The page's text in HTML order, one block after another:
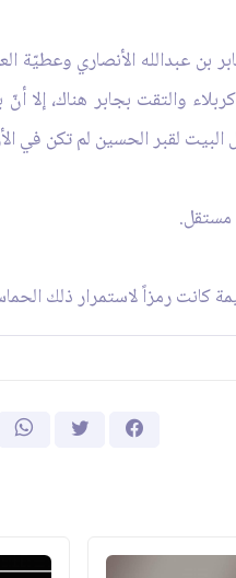
بن عبدالله الأنصاري
والتقت بجابر هناك،
لقبر الحسين لم تكن في
كانت رمزاً لاستمرار ذلك